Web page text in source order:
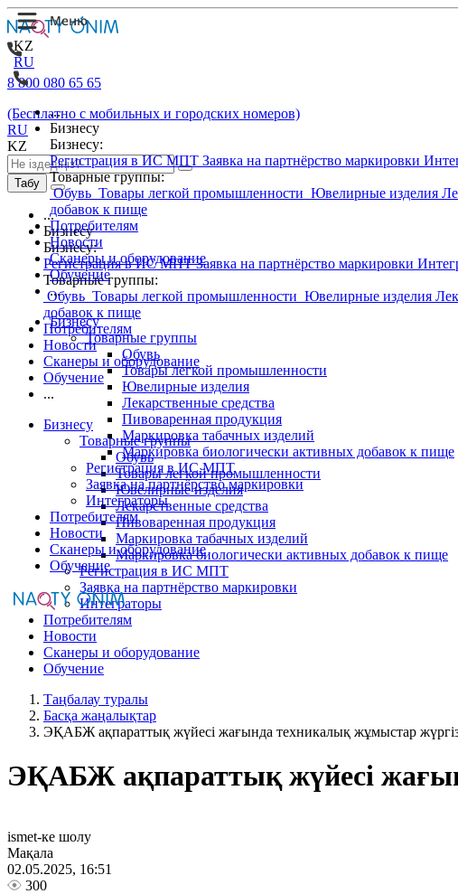
KZ
RU
...
Бизнесу
Бизнесу:
Регистрация в ИС МПТ Заявка на партнёрство маркировки
Товарные группы:
Обувь Товары легкой промышленности Ювелирные изделия
добавок к пище
Потребителям
Новости
Сканеры и оборудование
Обучение
...
Бизнесу
Товарные группы
Обувь
Товары легкой промышленности
Ювелирные изделия
Лекарственные средства
Пивоваренная продукция
Маркировка табачных изделий
Маркировка биологически активных добавок к пище
Регистрация в ИС МПТ
Заявка на партнёрство маркировки
Интеграторы
Потребителям
Новости
Сканеры и оборудование
Обучение
8 800 080 65 65
(Бесплатно с мобильных и городских номеров)
RU
KZ
Табу
...
Бизнесу
Бизнесу:
Регистрация в ИС МПТЗаявка на партнёрство маркировки
Товарные группы:
Обувь Товары легкой промышленности Ювелирные изделия
добавок к пище
Потребителям
Новости
Сканеры и оборудование
Обучение
...
Бизнесу
Товарные группы
Обувь
Товары легкой промышленности
Ювелирные изделия
Лекарственные средства
Пивоваренная продукция
Маркировка табачных изделий
Маркировка биологически активных добавок к пище
Регистрация в ИС МПТ
Заявка на партнёрство маркировки
Интеграторы
Потребителям
Новости
Сканеры и оборудование
Обучение
Таңбалау туралы
Басқа жаңалықтар
ЭҚАБЖ ақпараттық жүйесі жағында техникалық жұмыстар
ЭҚАБЖ ақпараттық жүйесі
ismet-ке шолу
Мақала
02.05.2025, 16:51
300